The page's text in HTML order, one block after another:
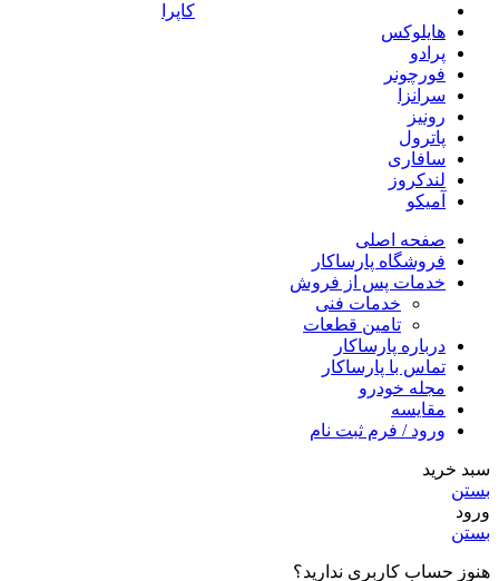
کاپرا
هایلوکس
پرادو
فورچونر
سرانزا
رونیز
پاترول
سافاری
لندکروز
آمیکو
صفحه اصلی
فروشگاه پارساکار
خدمات پس از فروش
خدمات فنی
تامین قطعات
درباره پارساکار
تماس با پارساکار
مجله خودرو
مقایسه
ورود / فرم ثبت نام
سبد خرید
بستن
ورود
بستن
هنوز حساب کاربری ندارید؟